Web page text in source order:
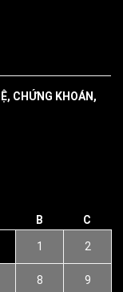
CHỨNG KHOÁN,
B C
1 2
8 9